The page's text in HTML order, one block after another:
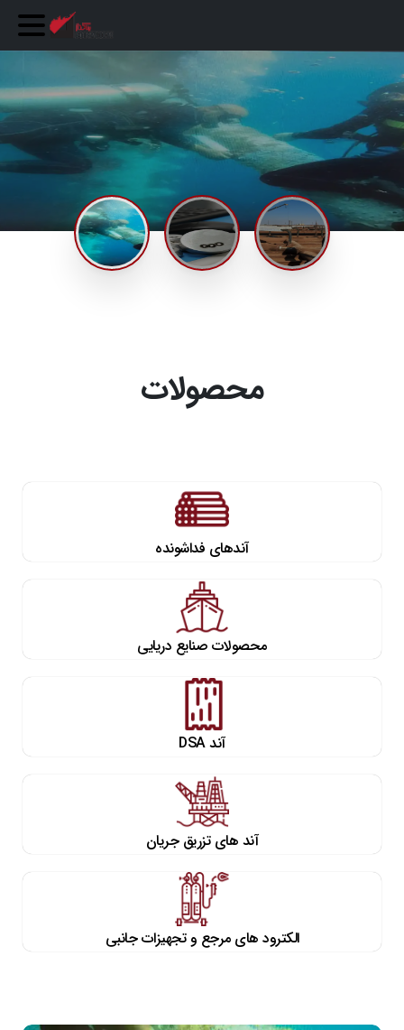
محصولات
آندهای فداشونده
محصولات صنایع دریایی
آند DSA
آند های تزریق جریان
الکترود های مرجع و تجهیزات جانبی